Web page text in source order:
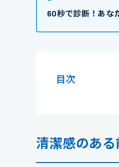
60秒で診断！あな
目次
清潔感のある